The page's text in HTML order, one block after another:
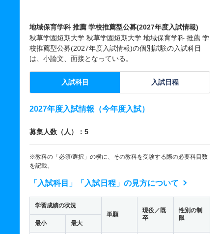
地域保育学科 推薦 学校推薦型公募(2027年度入試情報)
秋草学園短期大学 秋草学園短期大学 地域保育学科 推薦 学
校推薦型公募(2027年度入試情報)の個別試験の入試科目
は、小論文、面接となっている。
入試科目 入試日程
2027年度入試情報（今年度入試）
募集人数（人）：5
※教科の「必須/選択」の横に、その教科を受験する際の必要科目数
を記載。
「入試科目」「入試日程」の見方について
学習成績の状況
単願
現役／既
卒
性別の制
限
最小 最大